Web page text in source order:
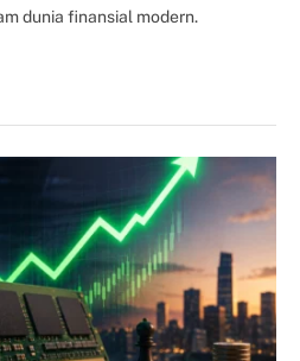
dunia finansial modern.